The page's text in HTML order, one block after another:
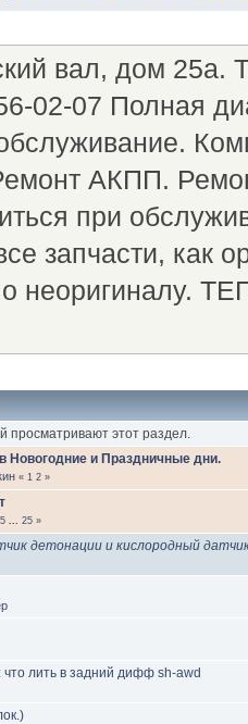
вал, дом 25а.
02-07 Полная
АКПП.
при
запчасти, как
просматривают этот раздел.
Новогодние и Праздничные дни.
« 1 2»
5 25»
детонации и кислородный
что лить в задний дифф sh-awd